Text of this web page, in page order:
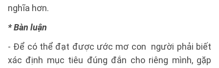
nghĩa hơn.
* Bàn luận
- Để có thể đạt được ước mơ con người phải biết
xác định mục tiêu đúng đắn cho riêng mình, gặp